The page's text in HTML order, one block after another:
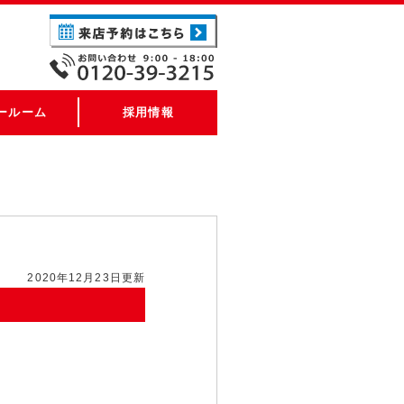
ルーム 採用情報
2020年12月23日更新